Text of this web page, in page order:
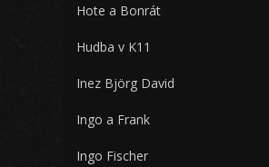
Hote a Bonrát
Hudba v K11
Inez Björg David
Ingo a Frank
Ingo Fischer